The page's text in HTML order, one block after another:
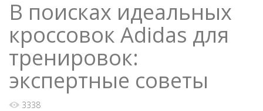
В поисках идеальных
кроссовок Adidas для
тренировок:
экспертные советы
3338